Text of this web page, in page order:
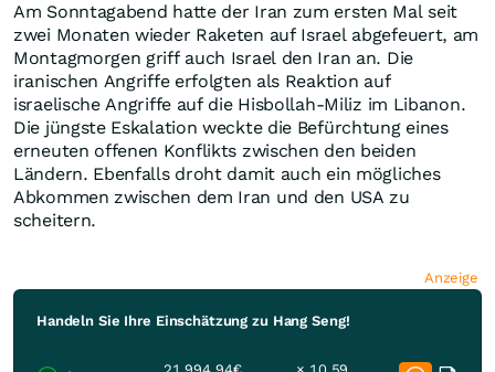
Am Sonntagabend hatte der Iran zum ersten Mal seit
zwei Monaten wieder Raketen auf Israel abgefeuert, am
Montagmorgen griff auch Israel den Iran an. Die
iranischen Angriffe erfolgten als Reaktion auf
israelische Angriffe auf die Hisbollah-Miliz im Libanon.
Die jüngste Eskalation weckte die Befürchtung eines
erneuten offenen Konflikts zwischen den beiden
Ländern. Ebenfalls droht damit auch ein mögliches
Abkommen zwischen dem Iran und den USA zu
scheitern.
Anzeige
Handeln Sie Ihre Einschätzung zu Hang Seng!